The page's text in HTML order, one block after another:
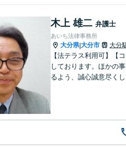
木上 雄二 弁護士
あいち法律事務所
大分県|大分市 大分
【法テラス利用可】【
しております。ほかの
るよう、誠心誠意尽くし